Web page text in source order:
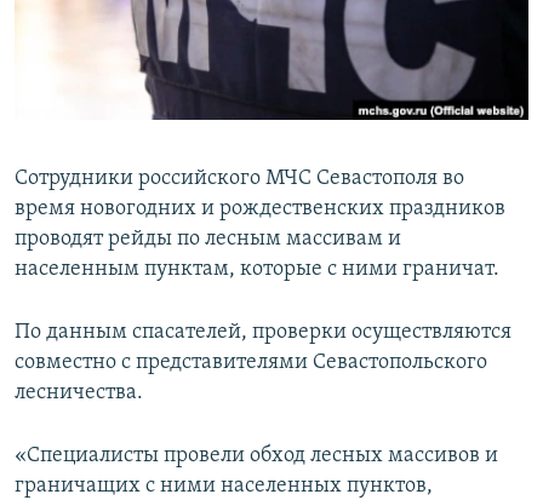
ПОБЕДИТЕЛЕЙ НЕ СУДЯТ?
КРЫМ.НЕПОКОРЕННЫЙ
ПРИСОЕДИНЯЙТЕСЬ!
Все сайты RFE/RL
Сотрудники российского МЧС Севастополя во
время новогодних и рождественских праздников
проводят рейды по лесным массивам и
населенным пунктам, которые с ними граничат.
По данным спасателей, проверки осуществляются
совместно с представителями Севастопольского
лесничества.
«Специалисты провели обход лесных массивов и
граничащих с ними населенных пунктов,